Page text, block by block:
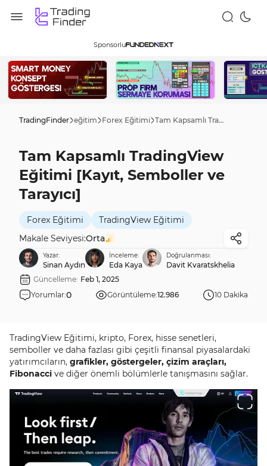
Sponsorlu
TradingFinder eğitim Forex Eğitimi Tam Kapsamlı TradingView Eğitimi [Kayıt, Semboller ve Tarayıcı]
Tam Kapsamlı TradingView
Eğitimi [Kayıt, Semboller ve
Tarayıcı]
Forex Eğitimi
TradingView Eğitimi
Makale Seviyesi:Orta
Yazar:
Sinan Aydın
İnceleme:
Eda Kaya
Doğrulanması:
Davit Kvaratskhelia
Güncelleme: Feb 1, 2025
Yorumlar:0 Görüntüleme:12.986 10 Dakika
TradingView Eğitimi, kripto, Forex, hisse senetleri,
semboller ve daha fazlası gibi çeşitli finansal piyasalardaki
yatırımcıların, grafikler, göstergeler, çizim araçları,
Fibonacci ve diğer önemli bölümlerle tanışmasını sağlar.